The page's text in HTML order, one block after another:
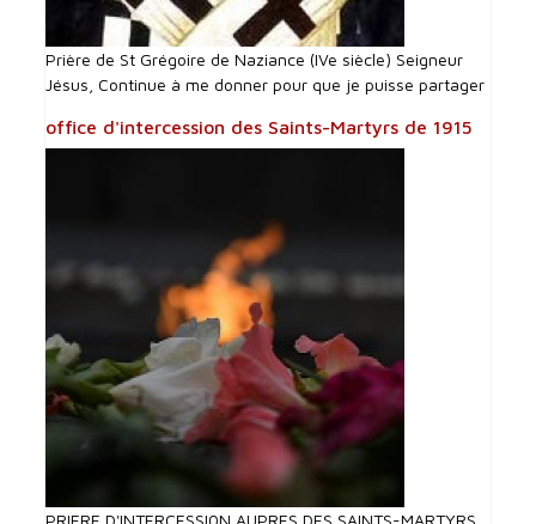
Prière de St Grégoire de Naziance (IVe siècle) Seigneur
Jésus, Continue à me donner pour que je puisse partager
office d'intercession des Saints-Martyrs de 1915
PRIERE D'INTERCESSI0N AUPRES DES SAINTS-MARTYRS